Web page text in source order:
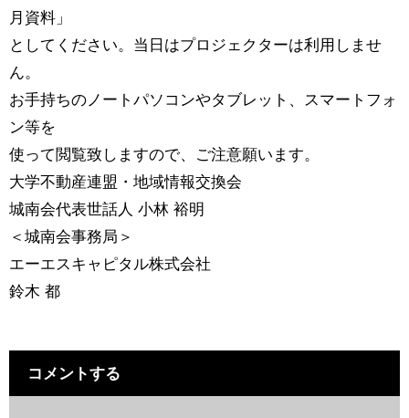
月資料」
としてください。当日はプロジェクターは利用しませ
ん。
お手持ちのノートパソコンやタブレット、スマートフォ
ン等を
使って閲覧致しますので、ご注意願います。
大学不動産連盟・地域情報交換会
城南会代表世話人 小林 裕明
＜城南会事務局＞
エーエスキャピタル株式会社
鈴木 都
コメントする